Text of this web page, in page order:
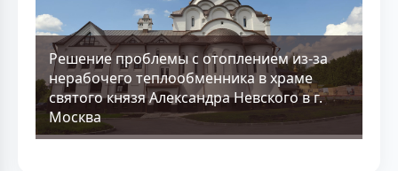
Решение проблемы с отоплением из-за
нерабочего теплообменника в храме
святого князя Александра Невского в г.
Москва